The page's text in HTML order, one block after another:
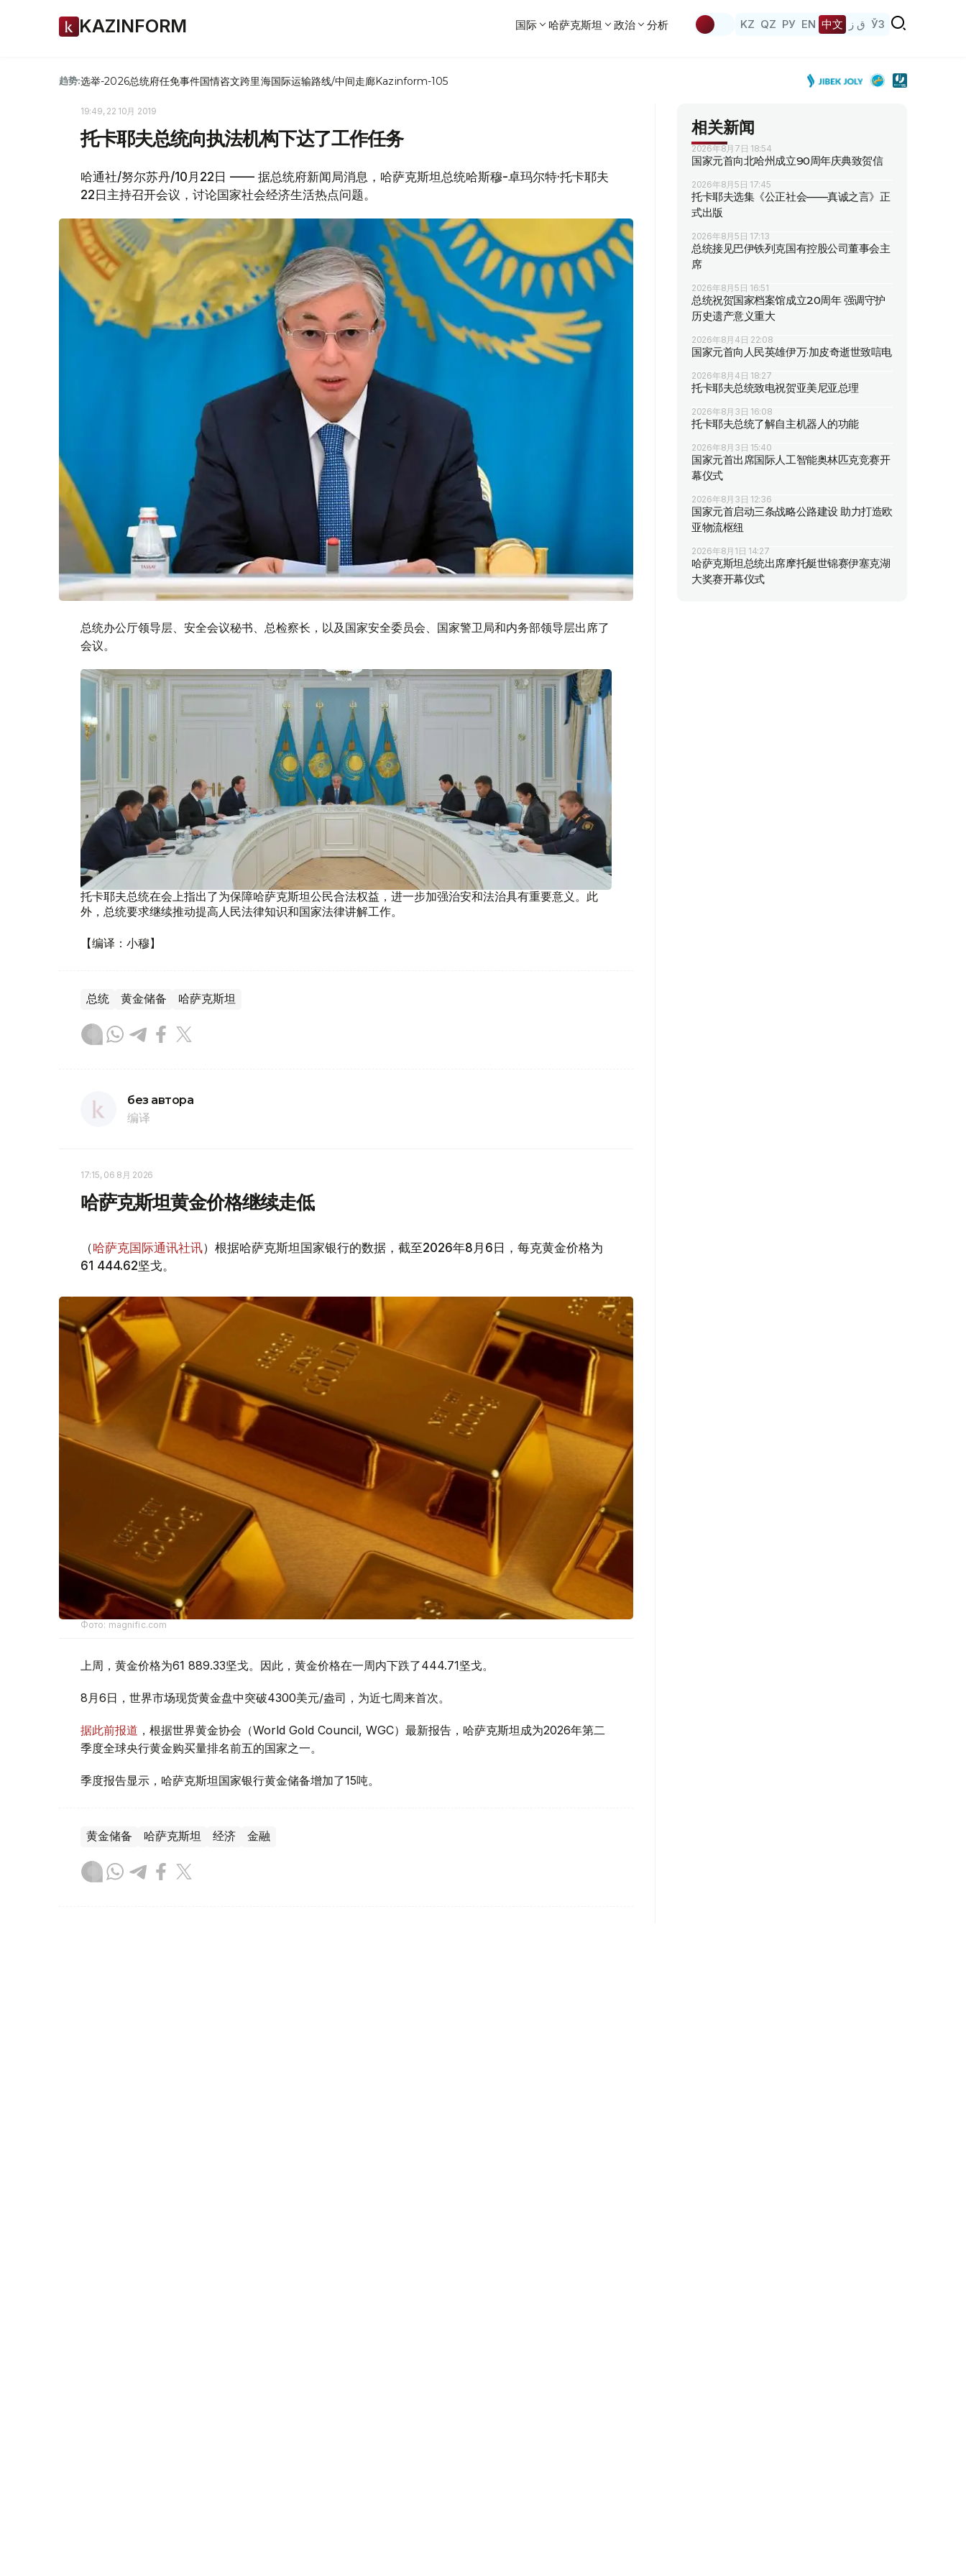
KAZINFORM 国际 哈萨克斯坦 政治 分析 KZ QZ РУ EN 中文 ق ز ЎЗ
趋势:选举-2026总统府任免事件国情咨文跨里海国际运输路线/中间走廊Kazinform-105
19:49, 22 10月 2019
托卡耶夫总统向执法机构下达了工作任务
哈通社/努尔苏丹/10月22日 —— 据总统府新闻局消息，哈萨克斯坦总统哈斯穆-卓玛尔特·托卡耶夫
22日主持召开会议，讨论国家社会经济生活热点问题。
总统办公厅领导层、安全会议秘书、总检察长，以及国家安全委员会、国家警卫局和内务部领导层出席了
会议。
托卡耶夫总统在会上指出了为保障哈萨克斯坦公民合法权益，进一步加强治安和法治具有重要意义。此
外，总统要求继续推动提高人民法律知识和国家法律讲解工作。
【编译：小穆】
总统 黄金储备 哈萨克斯坦
без автора
编译
17:15, 06 8月 2026
哈萨克斯坦黄金价格继续走低
（哈萨克国际通讯社讯）根据哈萨克斯坦国家银行的数据，截至2026年8月6日，每克黄金价格为
61 444.62坚戈。
Фото: magnific.com
上周，黄金价格为61 889.33坚戈。因此，黄金价格在一周内下跌了444.71坚戈。
8月6日，世界市场现货黄金盘中突破4300美元/盎司，为近七周来首次。
据此前报道 ，根据世界黄金协会（World Gold Council, WGC）最新报告，哈萨克斯坦成为2026年第二
季度全球央行黄金购买量排名前五的国家之一。
季度报告显示，哈萨克斯坦国家银行黄金储备增加了15吨。
黄金储备 哈萨克斯坦 经济 金融
相关新闻
2026年8月7日 18:54
国家元首向北哈州成立90周年庆典致贺信
2026年8月5日 17:45
托卡耶夫选集《公正社会——真诚之言》正
式出版
2026年8月5日 17:13
总统接见巴伊铁列克国有控股公司董事会主
席
2026年8月5日 16:51
总统祝贺国家档案馆成立20周年 强调守护
历史遗产意义重大
2026年8月4日 22:08
国家元首向人民英雄伊万·加皮奇逝世致唁电
2026年8月4日 18:27
托卡耶夫总统致电祝贺亚美尼亚总理
2026年8月3日 16:08
托卡耶夫总统了解自主机器人的功能
2026年8月3日 15:40
国家元首出席国际人工智能奥林匹克竞赛开
幕仪式
2026年8月3日 12:36
国家元首启动三条战略公路建设 助力打造欧
亚物流枢纽
2026年8月1日 14:27
哈萨克斯坦总统出席摩托艇世锦赛伊塞克湖
大奖赛开幕仪式